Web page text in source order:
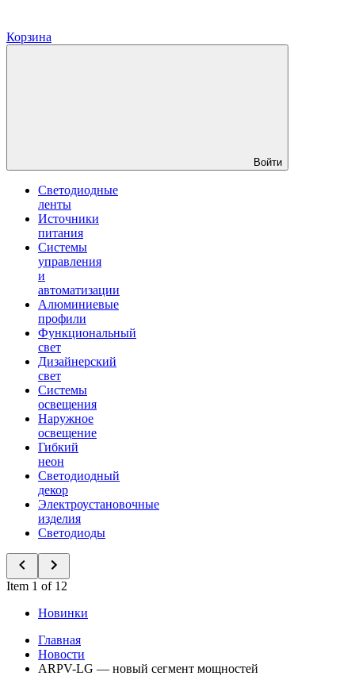
Корзина
Войти
Светодиодные
ленты
Источники
питания
Системы
управления
и
автоматизации
Алюминиевые
профили
Функциональный
свет
Дизайнерский
свет
Системы
освещения
Наружное
освещение
Гибкий
неон
Светодиодный
декор
Электроустановочные
изделия
Светодиоды
Item 1 of 12
Новинки
Главная
Новости
ARPV-LG — новый сегмент мощностей